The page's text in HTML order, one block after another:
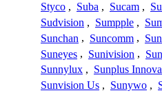
Styco , Suba , Sucam ,
Sudvision , Sumpple ,
Sunchan , Suncomm ,
Suneyes , Sunivision ,
Sunnylux , Sunplus
Sunvision Us , Sunywo ,